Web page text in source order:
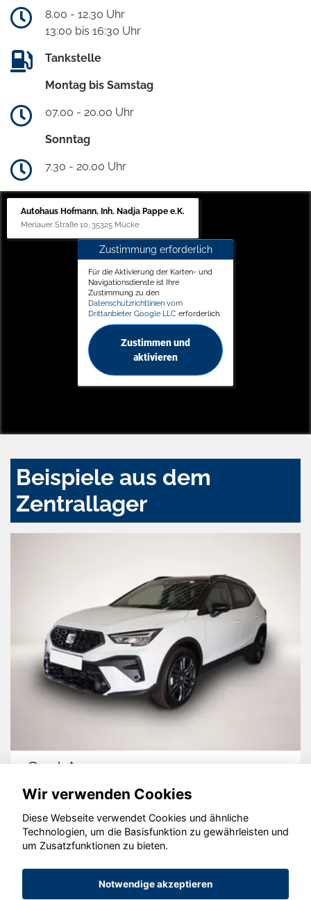
8.00 - 12.30 Uhr
13:00 bis 16:30 Uhr
Tankstelle
Montag bis Samstag
07.00 - 20.00 Uhr
Sonntag
7.30 - 20.00 Uhr
Autohaus Hofmann, Inh. Nadja Pappe e.K.
Merlauer Straße 10, 35325 Mücke
Zustimmung erforderlich
Für die Aktivierung der Karten- und
Navigationsdienste ist Ihre
Zustimmung zu den
Datenschutzrichtlinien vom
Drittanbieter Google LLC erforderlich.
Zustimmen und
aktivieren
Beispiele aus dem
Zentrallager
Seat Arona
© konjunkturmotor.de GmbH 2020 - 2026
Wir verwenden Cookies
Diese Webseite verwendet Cookies und ähnliche
Technologien, um die Basisfunktion zu gewährleisten und
um Zusatzfunktionen zu bieten.
Notwendige akzeptieren